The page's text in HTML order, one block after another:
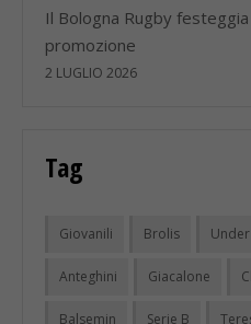
Il Bologna Rugby
promozione
2 LUGLIO 2026
Tag
Giovanili Brolis
Anteghini Giacalone
Balsemin Serie B